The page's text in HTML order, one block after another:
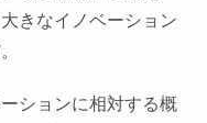
きなイノベーション
ションに相対する概